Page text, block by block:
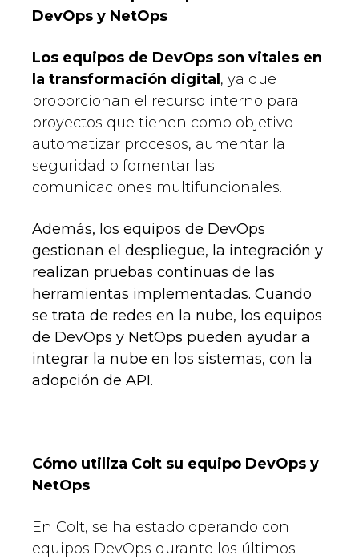
DevOps y NetOps
Los equipos de DevOps son vitales en
la transformación digital, ya que
proporcionan el recurso interno para
proyectos que tienen como objetivo
automatizar procesos, aumentar la
seguridad o fomentar las
comunicaciones multifuncionales.
Además, los equipos de DevOps
gestionan el despliegue, la integración y
realizan pruebas continuas de las
herramientas implementadas. Cuando
se trata de redes en la nube, los equipos
de DevOps y NetOps pueden ayudar a
integrar la nube en los sistemas, con la
adopción de API.
Cómo utiliza Colt su equipo DevOps y
NetOps
En Colt, se ha estado operando con
equipos DevOps durante los últimos